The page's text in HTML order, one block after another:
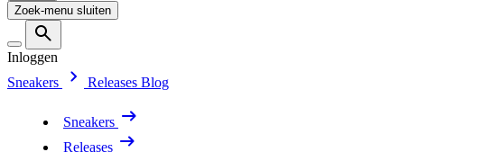
Zoek-menu sluiten
Inloggen
Sneakers
Releases Blog
Sneakers
Releases